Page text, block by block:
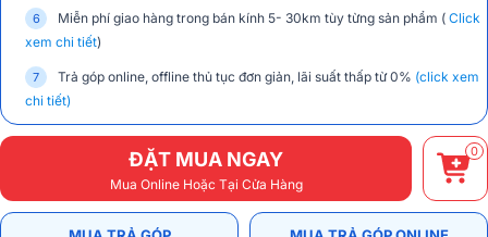
Miễn phí giao hàng trong bán kính 5- 30km tùy từng sản phẩm ( Click
xem chi tiết)
Trả góp online, offline thủ tục đơn giản, lãi suất thấp từ 0% (click xem
chi tiết)
ĐẶT MUA NGAY
Mua Online Hoặc Tại Cửa Hàng
0